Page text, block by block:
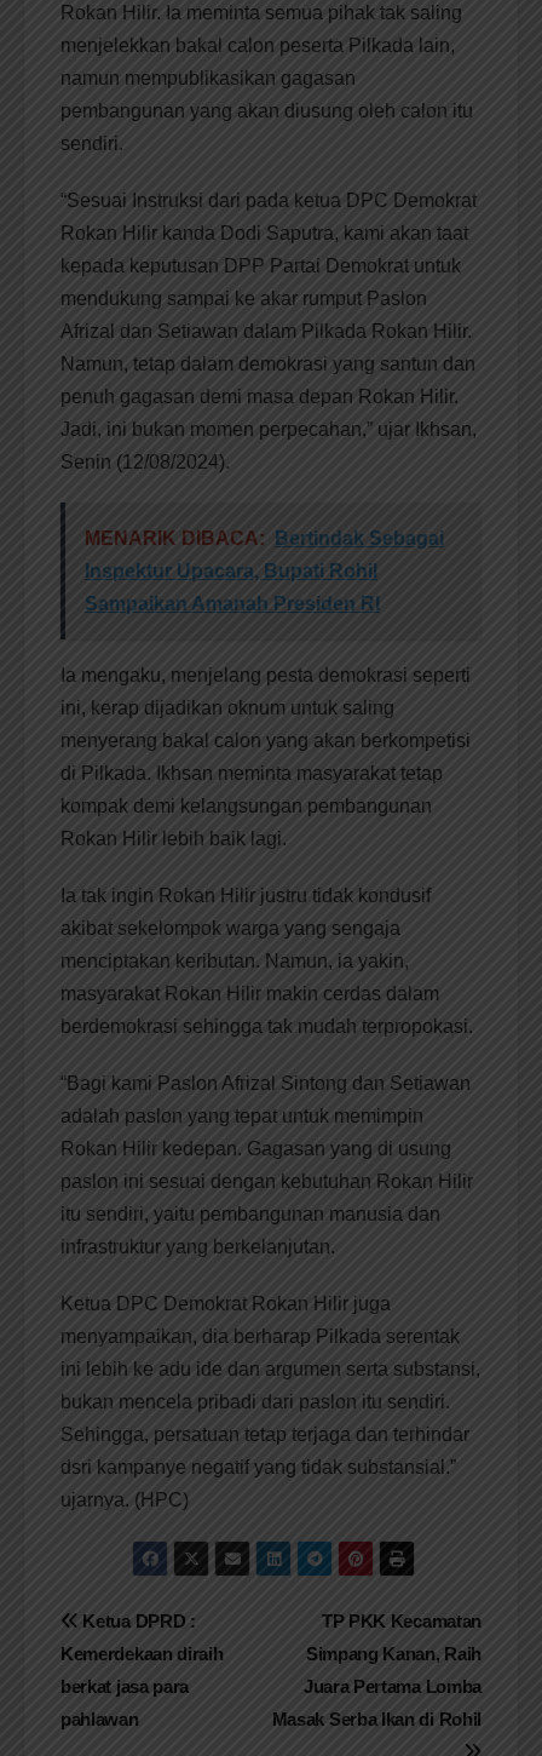
Rokan Hilir. Ia meminta semua pihak tak saling
menjelekkan bakal calon peserta Pilkada lain,
namun mempublikasikan gagasan
pembangunan yang akan diusung oleh calon itu
sendiri.
“Sesuai Instruksi dari pada ketua DPC Demokrat
Rokan Hilir kanda Dodi Saputra, kami akan taat
kepada keputusan DPP Partai Demokrat untuk
mendukung sampai ke akar rumput Paslon
Afrizal dan Setiawan dalam Pilkada Rokan Hilir.
Namun, tetap dalam demokrasi yang santun dan
penuh gagasan demi masa depan Rokan Hilir.
Jadi, ini bukan momen perpecahan,” ujar Ikhsan,
Senin (12/08/2024).
MENARIK DIBACA:
Bertindak Sebagai
Inspektur Upacara, Bupati Rohil
Sampaikan Amanah Presiden RI
Ia mengaku, menjelang pesta demokrasi seperti
ini, kerap dijadikan oknum untuk saling
menyerang bakal calon yang akan berkompetisi
di Pilkada. Ikhsan meminta masyarakat tetap
kompak demi kelangsungan pembangunan
Rokan Hilir lebih baik lagi.
Ia tak ingin Rokan Hilir justru tidak kondusif
akibat sekelompok warga yang sengaja
menciptakan keributan. Namun, ia yakin,
masyarakat Rokan Hilir makin cerdas dalam
berdemokrasi sehingga tak mudah terpropokasi.
“Bagi kami Paslon Afrizal Sintong dan Setiawan
adalah paslon yang tepat untuk memimpin
Rokan Hilir kedepan. Gagasan yang di usung
paslon ini sesuai dengan kebutuhan Rokan Hilir
itu sendiri, yaitu pembangunan manusia dan
infrastruktur yang berkelanjutan.
Ketua DPC Demokrat Rokan Hilir juga
menyampaikan, dia berharap Pilkada serentak
ini lebih ke adu ide dan argumen serta substansi,
bukan mencela pribadi dari paslon itu sendiri.
Sehingga, persatuan tetap terjaga dan terhindar
dsri kampanye negatif yang tidak substansial.”
ujarnya. (HPC)
Navigasi
pos
TP PKK Kecamatan
Simpang Kanan, Raih
Juara Pertama Lomba
Masak Serba Ikan di Rohil
Ketua DPRD :
Kemerdekaan diraih
berkat jasa para
pahlawan